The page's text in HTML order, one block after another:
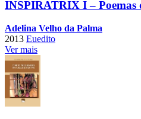
INSPIRATRIX I – Poemas
Adelina Velho da Palma
2013 Euedito
Ver mais